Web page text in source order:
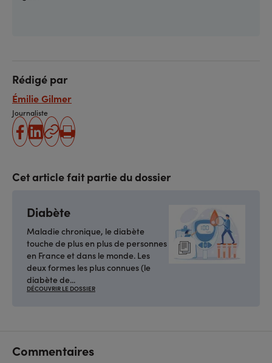
Rédigé par
Émilie Gilmer
Journaliste
partager
facebook
partager
linkedin
Copier
Imprimer
Cet article fait partie du dossier
Diabète
Maladie chronique, le diabète
touche de plus en plus de personnes
en France et dans le monde. Les
deux formes les plus connues (le
diabète de...
DÉCOUVRIR LE DOSSIER
Commentaires